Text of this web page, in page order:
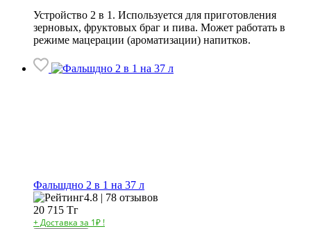
Устройство 2 в 1. Используется для приготовления
зерновых, фруктовых браг и пива. Может работать в
режиме мацерации (ароматизации) напитков.
Фальшдно 2 в 1 на 37 л
4.8 | 78 отзывов
20 715 Тг
+ Доставка за 1₽ !